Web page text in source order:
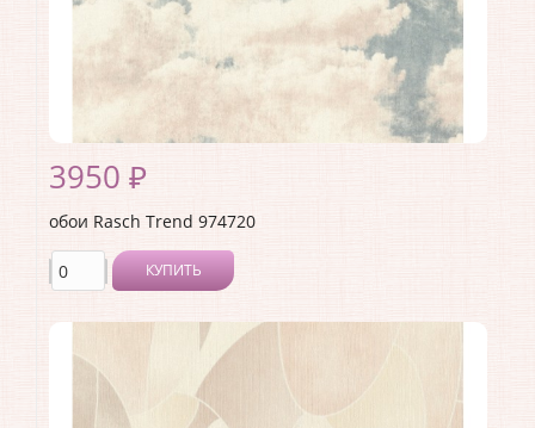
3950 ₽
обои Rasch Trend 974720
КУПИТЬ
Производитель:Rasch
Коллекция:Trend
10.05 .
Ширина рулона:
1.06 .
Материал покрытия:Виниловое